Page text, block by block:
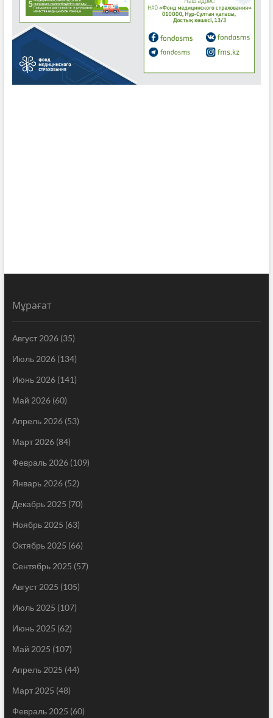
Мұрағат
Август 2026(35)
Июль 2026(134)
Июнь 2026(141)
Май 2026(60)
Апрель 2026(53)
Март 2026(84)
Февраль 2026(109)
Январь 2026(52)
Декабрь 2025 (70)
Ноябрь 2025 (63)
Октябрь 2025 (66)
Сентябрь 2025 (57)
Август 2025 (105)
Июль 2025 (107)
Июнь 2025 (62)
Май 2025 (107)
Апрель 2025 (44)
Март 2025 (48)
Февраль 2025 (60)